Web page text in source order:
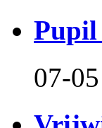
Pupil
07-05